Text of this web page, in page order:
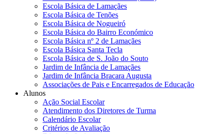
Escola Básica de Lamaçães
Escola Básica de Tenões
Escola Básica de Nogueiró
Escola Básica do Bairro Económico
Escola Básica nº 2 de Lamaçães
Escola Básica Santa Tecla
Escola Básica de S. João do Souto
Jardim de Infância de Lamaçães
Jardim de Infância Bracara Augusta
Associações de Pais e Encarregados de Educação
Alunos
Ação Social Escolar
Atendimento dos Diretores de Turma
Calendário Escolar
Critérios de Avaliação